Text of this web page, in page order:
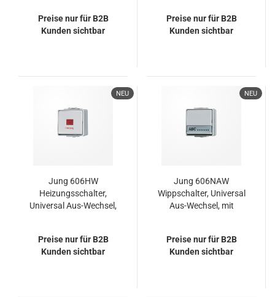
Preise nur für B2B
Kunden sichtbar
Preise nur für B2B
Kunden sichtbar
NEU
Jung 606HW
Heizungsschalter,
Universal Aus-Wechsel,
Preise nur für B2B
Kunden sichtbar
NEU
Jung 606NAW
Wippschalter, Universal
Aus-Wechsel, mit
Preise nur für B2B
Kunden sichtbar